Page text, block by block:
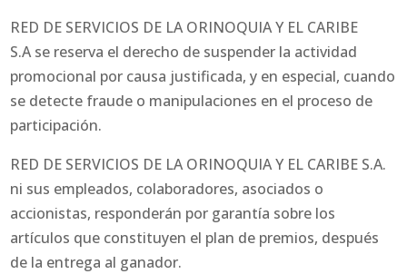
RED DE SERVICIOS DE LA ORINOQUIA Y EL CARIBE
S.A se reserva el derecho de suspender la actividad
promocional por causa justificada, y en especial, cuando
se detecte fraude o manipulaciones en el proceso de
participación.
RED DE SERVICIOS DE LA ORINOQUIA Y EL CARIBE S.A.
ni sus empleados, colaboradores, asociados o
accionistas, responderán por garantía sobre los
artículos que constituyen el plan de premios, después
de la entrega al ganador.